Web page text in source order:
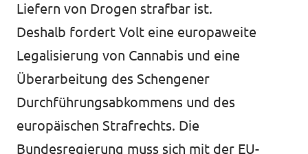
Liefern von Drogen strafbar ist.
Deshalb fordert Volt eine europaweite
Legalisierung von Cannabis und eine
Überarbeitung des Schengener
Durchführungsabkommens und des
europäischen Strafrechts. Die
Bundesregierung muss sich mit der EU-